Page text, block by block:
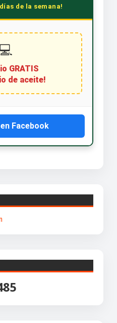
de la semana!
💻
GRATIS
de aceite!
Facebook